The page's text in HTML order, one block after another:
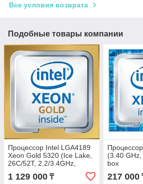
Все условия возврата
Подобные товары компании
Процессор Intel LGA4189
Xeon Gold 5320 (Ice Lake,
26C/52T, 2.2/3.4GHz,
39MB, 185W) OEM
(CD8068904659201SRKWU)
1 129 000 ₸
(3.40
box
217 000